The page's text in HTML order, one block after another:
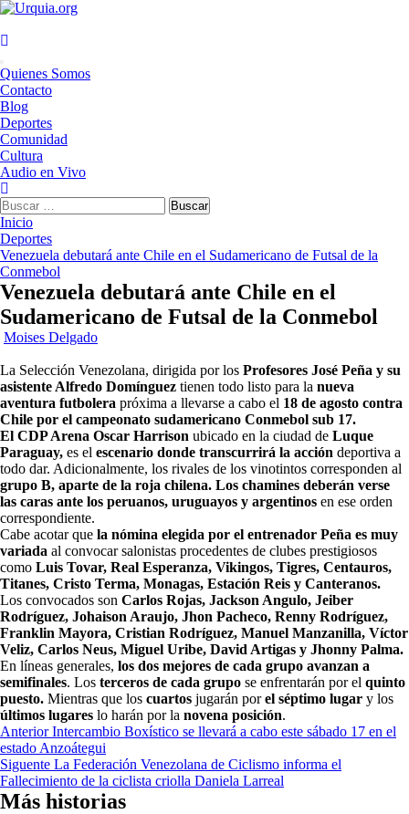
Saltar
contenido
Menú
principal
Quienes Somos
Contacto
Blog
Deportes
Comunidad
Cultura
Audio en Vivo
Buscar:
Inicio
Deportes
Venezuela debutará ante Chile en el Sudamericano de Futsal de la
Conmebol
Venezuela debutará ante Chile en el
Sudamericano de Futsal de la Conmebol
Moises Delgado
La Selección Venezolana, dirigida por los Profesores José Peña y su
asistente Alfredo Domínguez tienen todo listo para la nueva
aventura futbolera próxima a llevarse a cabo el 18 de agosto contra
Chile por el campeonato sudamericano Conmebol sub 17.
El CDP Arena Oscar Harrison ubicado en la ciudad de Luque
Paraguay, es el escenario donde transcurrirá la acción deportiva a
todo dar. Adicionalmente, los rivales de los vinotintos corresponden al
grupo B, aparte de la roja chilena. Los chamines deberán verse
las caras ante los peruanos, uruguayos y argentinos en ese orden
correspondiente.
Cabe acotar que la nómina elegida por el entrenador Peña es muy
variada al convocar salonistas procedentes de clubes prestigiosos
como Luis Tovar, Real Esperanza, Vikingos, Tigres, Centauros,
Titanes, Cristo Terma, Monagas, Estación Reis y Canteranos.
Los convocados son Carlos Rojas, Jackson Angulo, Jeiber
Rodríguez, Johaison Araujo, Jhon Pacheco, Renny Rodríguez,
Franklin Mayora, Cristian Rodríguez, Manuel Manzanilla, Víctor
Veliz, Carlos Neus, Miguel Uribe, David Artigas y Jhonny Palma.
En líneas generales, los dos mejores de cada grupo avanzan a
semifinales. Los terceros de cada grupo se enfrentarán por el quinto
puesto. Mientras que los cuartos jugarán porel séptimo lugar y los
últimos lugares lo harán por la novena posición.
Navegación
de
entradas
AnteriorIntercambio Boxístico se llevará a cabo este sábado 17 en el
estado Anzoátegui
Siguente La Federación Venezolana de Ciclismo informa el
Fallecimiento de la ciclista criolla Daniela Larreal
Más historias